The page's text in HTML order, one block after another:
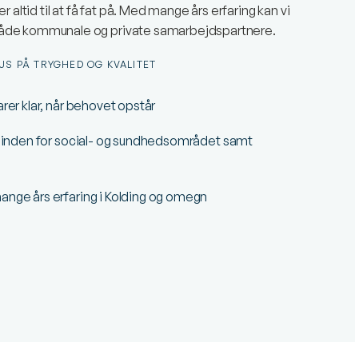
altid til at få fat på. Med mange års erfaring kan vi
kommunale og private samarbejdspartnere.
PÅ TRYGHED OG KVALITET
klar, når behovet opstår
for social- og sundhedsområdet samt
års erfaring i Kolding og omegn